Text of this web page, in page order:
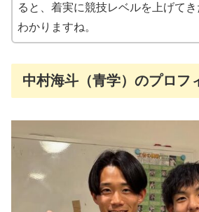
ると、着実に競技レベルを上げて
わかりますね。
中村海斗（青学）のプロフ